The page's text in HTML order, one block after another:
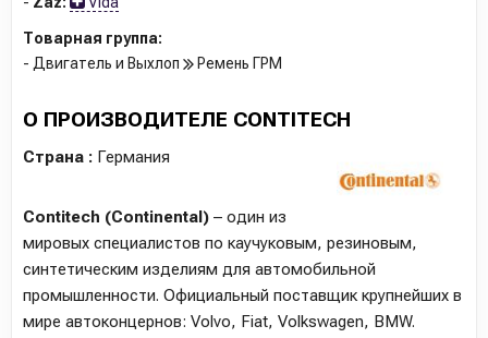
Товарная группа:
- Двигатель и Выхлоп
Ремень ГРМ
О ПРОИЗВОДИТЕЛЕ CONTITECH
Страна : Германия
Contitech (Continental) – один из
мировых специалистов по каучуковым, резиновым,
синтетическим изделиям для автомобильной
промышленности. Официальный поставщик крупнейших в
мире автоконцернов: Volvo, Fiat, Volkswagen, BMW.